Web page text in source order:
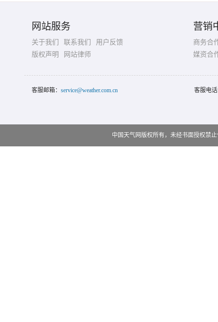
网站服务
关于我们 联系我们
用户反馈
版权声明
网站律师
营销
商务合
媒资合
客服邮箱： service@weather.com.cn 客服电
中国天气网版权所有，未经书面授权